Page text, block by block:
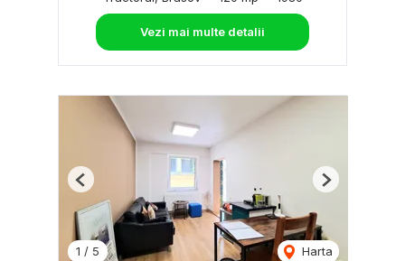
Vezi mai multe detalii
1 / 5 Harta
Previous Next